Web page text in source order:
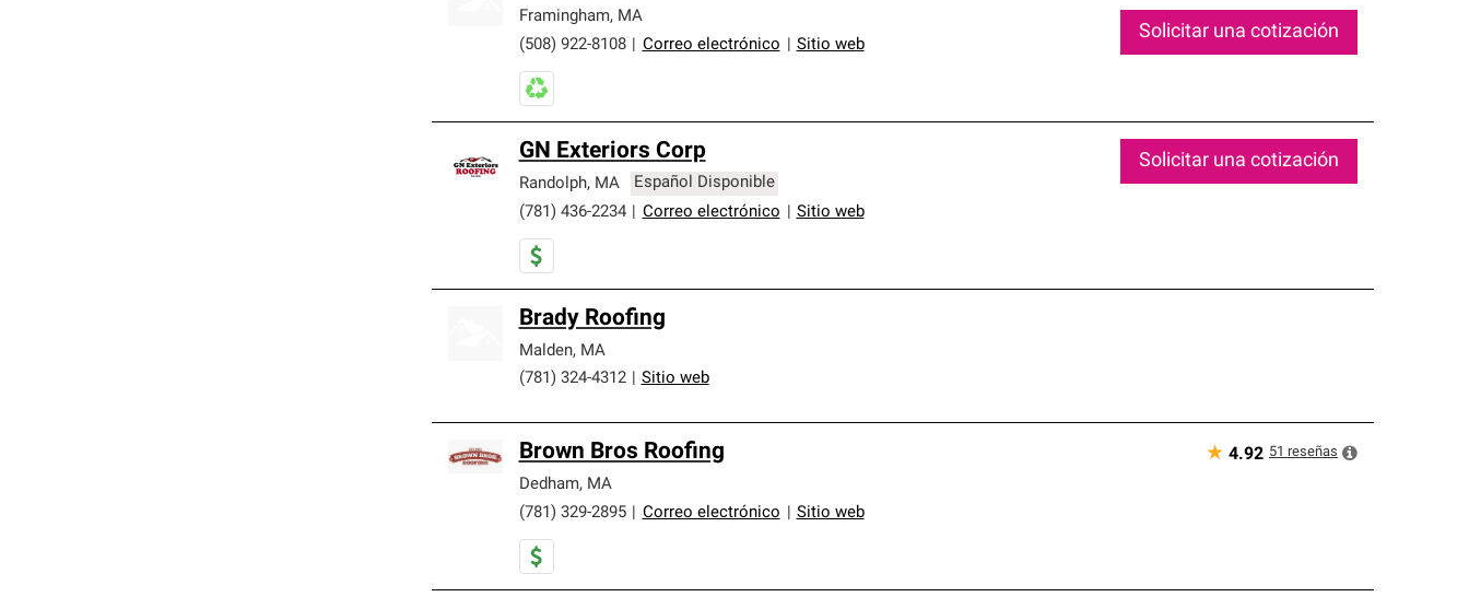
Framingham, MA
(508) 922-8108
Correo electrónico Sitio web
Solicitar una cotización
GN Exteriors Corp
Randolph, MA
Español Disponible
(781) 436-2234
Correo electrónico Sitio web
Solicitar una cotización
Brady Roofing
Malden, MA
(781) 324-4312
Sitio web
Brown Bros Roofing
Dedham, MA
(781) 329-2895
Correo electrónico Sitio web
★ 4.92 51 reseñas